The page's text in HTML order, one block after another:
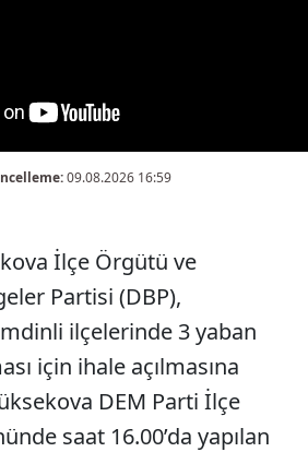
09.08.2026 16:59
İlçe Örgütü ve
Partisi (DBP),
ilçelerinde 3 yaban
için ihale açılmasına
DEM Parti İlçe
saat 16.00’da yapılan